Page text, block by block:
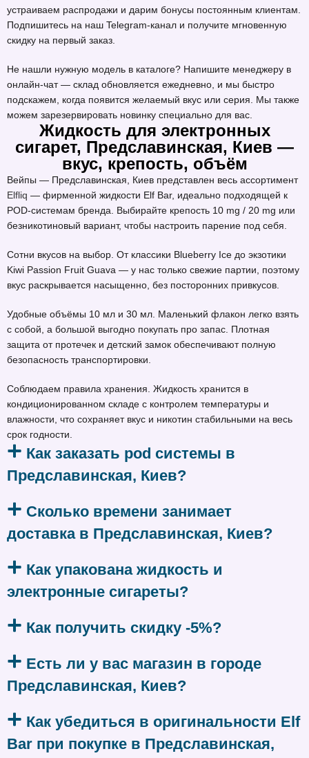
устраиваем распродажи и дарим бонусы постоянным клиентам.
Подпишитесь на наш Telegram-канал и получите мгновенную
скидку на первый заказ.
Не нашли нужную модель в каталоге? Напишите менеджеру в
онлайн-чат — склад обновляется ежедневно, и мы быстро
подскажем, когда появится желаемый вкус или серия. Мы также
можем зарезервировать новинку специально для вас.
Жидкость для электронных
сигарет, Предславинская, Киев —
вкус, крепость, объём
Вейпы — Предславинская, Киев представлен весь ассортимент
Elfliq — фирменной жидкости Elf Bar, идеально подходящей к
POD-системам бренда. Выбирайте крепость 10 mg / 20 mg или
безникотиновый вариант, чтобы настроить парение под себя.
Сотни вкусов на выбор. От классики Blueberry Ice до экзотики
Kiwi Passion Fruit Guava — у нас только свежие партии, поэтому
вкус раскрывается насыщенно, без посторонних привкусов.
Удобные объёмы 10 мл и 30 мл. Маленький флакон легко взять
с собой, а большой выгодно покупать про запас. Плотная
защита от протечек и детский замок обеспечивают полную
безопасность транспортировки.
Соблюдаем правила хранения. Жидкость хранится в
кондиционированном складе с контролем температуры и
влажности, что сохраняет вкус и никотин стабильными на весь
срок годности.
Как заказать pod системы в
Предславинская, Киев?
Сколько времени занимает
доставка в Предславинская, Киев?
Как упакована жидкость и
электронные сигареты?
Как получить скидку -5%?
Есть ли у вас магазин в городе
Предславинская, Киев?
Как убедиться в оригинальности Elf
Bar при покупке в Предславинская,